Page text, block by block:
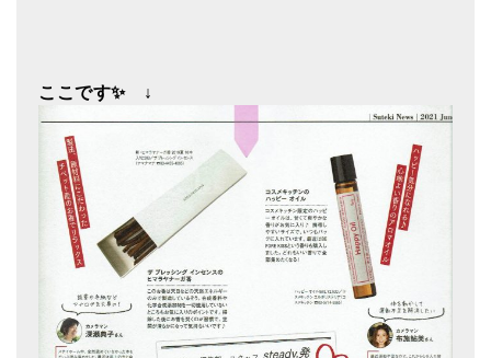
メールお便り登録
LINEお友だち登録
お客様の声
ブログ
特商法の表記
ここです✨ ↓